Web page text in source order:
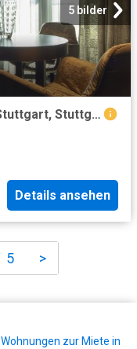
5 bilder
Awesome and modern studio in Stuttgart, Stuttgart Amsterdam Apartments for Rent
Details ansehen
5 >
Wohnungen zur Miete in